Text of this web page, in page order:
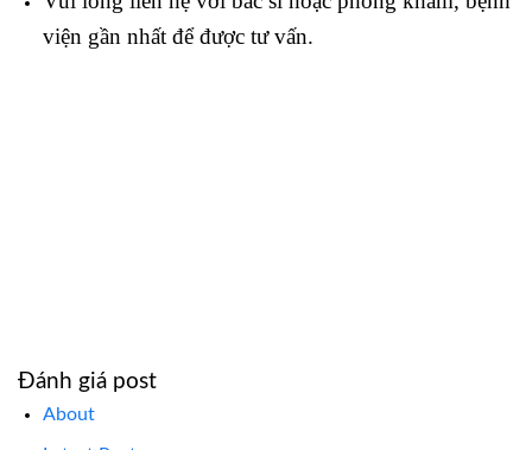
viện gần nhất để được tư vấn.
Đánh giá post
About